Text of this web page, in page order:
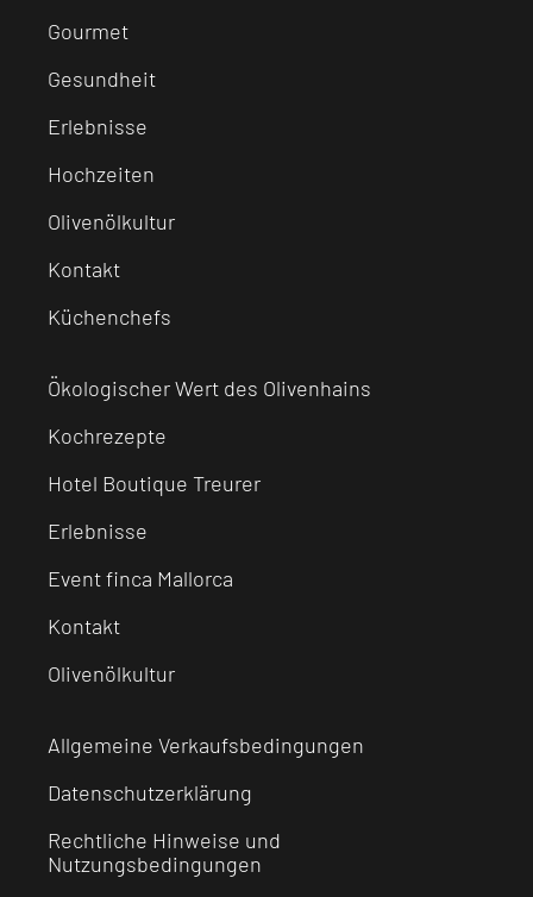
Gourmet
Gesundheit
Erlebnisse
Hochzeiten
Olivenölkultur
Kontakt
Küchenchefs
Ökologischer Wert des Olivenhains
Kochrezepte
Hotel Boutique Treurer
Erlebnisse
Event finca Mallorca
Kontakt
Olivenölkultur
Allgemeine Verkaufsbedingungen
Datenschutzerklärung
Rechtliche Hinweise und
Nutzungsbedingungen